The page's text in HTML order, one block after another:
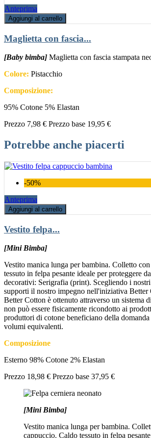
Anteprima
Aggiungi al carrello
Maglietta con fascia...
[Baby bimba] Maglietta con fascia stampata
Colore: Pistacchio
Composizione:
95% Cotone 5% Elastan
Prezzo 7,98 € Prezzo base 19,95 €
Potrebbe anche piacerti
-50%
Anteprima
Aggiungi al carrello
Vestito felpa...
[Mini Bimba]
Vestito manica lunga per bambina. Colletto
tessuto in felpa pesante ideale per proteggere
decorativi: Serigrafia (print). Scegliendo i
supporti il nostro impegno nell'iniziativa Better
Better Cotton è ottenuto attraverso un sistema
non può essere fisicamente ricondotto ai
produttori di cotone beneficiano della
volumi equivalenti.
Composizione
Esterno 98% Cotone 2% Elastan
Prezzo 18,98 € Prezzo base 37,95 €
[Mini Bimba]
Vestito manica lunga per bambina.
cappuccio. Caldo tessuto in felpa